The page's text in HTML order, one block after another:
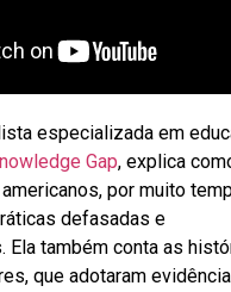
especializada em
Gap, explica
por muito
defasadas e
Ela também conta as
que adotaram